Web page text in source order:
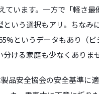
ています。一方で「軽さ最
いう選択もアリ。ちなみ
というデータもあり（ピ
ける家庭も少なくありま
品安全協会の安全基準に適